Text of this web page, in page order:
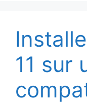
11 sur